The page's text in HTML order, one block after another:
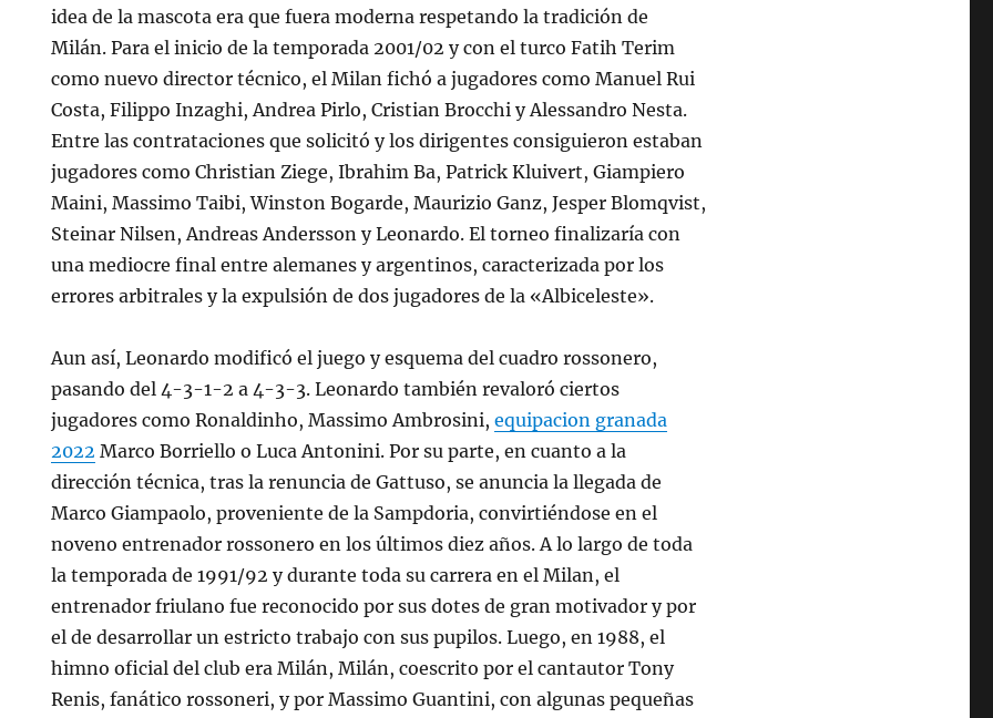
idea de la mascota era que fuera moderna respetando la tradición de
Milán. Para el inicio de la temporada 2001/02 y con el turco Fatih Terim
como nuevo director técnico, el Milan fichó a jugadores como Manuel Rui
Costa, Filippo Inzaghi, Andrea Pirlo, Cristian Brocchi y Alessandro Nesta.
Entre las contrataciones que solicitó y los dirigentes consiguieron estaban
jugadores como Christian Ziege, Ibrahim Ba, Patrick Kluivert, Giampiero
Maini, Massimo Taibi, Winston Bogarde, Maurizio Ganz, Jesper Blomqvist,
Steinar Nilsen, Andreas Andersson y Leonardo. El torneo finalizaría con
una mediocre final entre alemanes y argentinos, caracterizada por los
errores arbitrales y la expulsión de dos jugadores de la «Albiceleste».
Aun así, Leonardo modificó el juego y esquema del cuadro rossonero,
pasando del 4-3-1-2 a 4-3-3. Leonardo también revaloró ciertos
jugadores como Ronaldinho, Massimo Ambrosini,equipacion granada
2022 Marco Borriello o Luca Antonini. Por su parte, en cuanto a la
dirección técnica, tras la renuncia de Gattuso, se anuncia la llegada de
Marco Giampaolo, proveniente de la Sampdoria, convirtiéndose en el
noveno entrenador rossonero en los últimos diez años. A lo largo de toda
la temporada de 1991/92 y durante toda su carrera en el Milan, el
entrenador friulano fue reconocido por sus dotes de gran motivador y por
el de desarrollar un estricto trabajo con sus pupilos. Luego, en 1988, el
himno oficial del club era Milán, Milán, coescrito por el cantautor Tony
Renis, fanático rossoneri, y por Massimo Guantini, con algunas pequeñas